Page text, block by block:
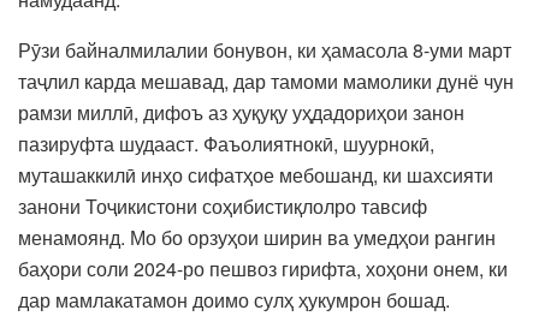
Рӯзи байналмилалии бонувон, ки ҳамасола 8-уми март
таҷлил карда мешавад, дар тамоми мамолики дунё чун
рамзи миллӣ, дифоъ аз ҳуқуқу уҳдадориҳои занон
пазируфта шудааст. Фаъолиятнокӣ, шуурнокӣ,
муташаккилӣ инҳо сифатҳое мебошанд, ки шахсияти
занони Тоҷикистони соҳибистиқлолро тавсиф
менамоянд. Мо бо орзуҳои ширин ва умедҳои рангин
баҳори соли 2024-ро пешвоз гирифта, хоҳони онем, ки
дар мамлакатамон доимо сулҳ ҳукумрон бошад.